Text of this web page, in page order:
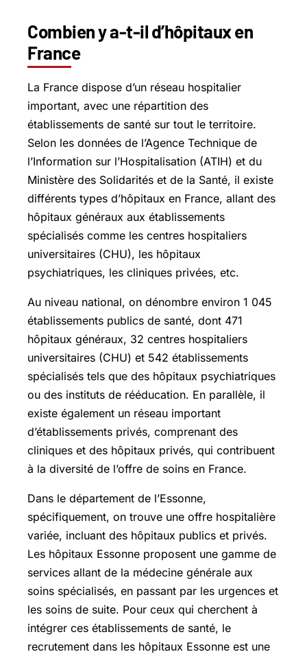
Combien y a-t-il d’hôpitaux en
France
La France dispose d’un réseau hospitalier
important, avec une répartition des
établissements de santé sur tout le territoire.
Selon les données de l’Agence Technique de
l’Information sur l’Hospitalisation (ATIH) et du
Ministère des Solidarités et de la Santé, il existe
différents types d’hôpitaux en France, allant des
hôpitaux généraux aux établissements
spécialisés comme les centres hospitaliers
universitaires (CHU), les hôpitaux
psychiatriques, les cliniques privées, etc.
Au niveau national, on dénombre environ 1 045
établissements publics de santé, dont 471
hôpitaux généraux, 32 centres hospitaliers
universitaires (CHU) et 542 établissements
spécialisés tels que des hôpitaux psychiatriques
ou des instituts de rééducation. En parallèle, il
existe également un réseau important
d’établissements privés, comprenant des
cliniques et des hôpitaux privés, qui contribuent
à la diversité de l’offre de soins en France.
Dans le département de l’Essonne,
spécifiquement, on trouve une offre hospitalière
variée, incluant des hôpitaux publics et privés.
Les hôpitaux Essonne proposent une gamme de
services allant de la médecine générale aux
soins spécialisés, en passant par les urgences et
les soins de suite. Pour ceux qui cherchent à
intégrer ces établissements de santé, le
recrutement dans les hôpitaux Essonne est une